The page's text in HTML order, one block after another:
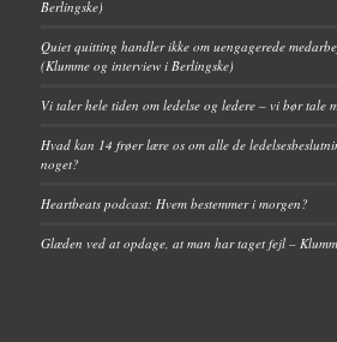
Berlingske)
Quiet quitting handler ikke om uengagerede
(Klumme og interview i Berlingske)
Vi taler hele tiden om ledelse og ledere – vi bør tale
Hvad kan 14 frøer lære os om alle de
noget?
Heartbeats podcast: Hvem bestemmer i morgen?
Glæden ved at opdage, at man har taget fejl –